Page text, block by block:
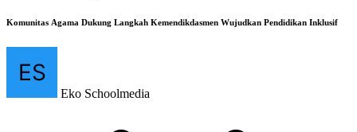
Komunitas Agama Dukung Langkah Kemendikdasmen Wujudkan Pendidikan Inklusif
Eko Schoolmedia